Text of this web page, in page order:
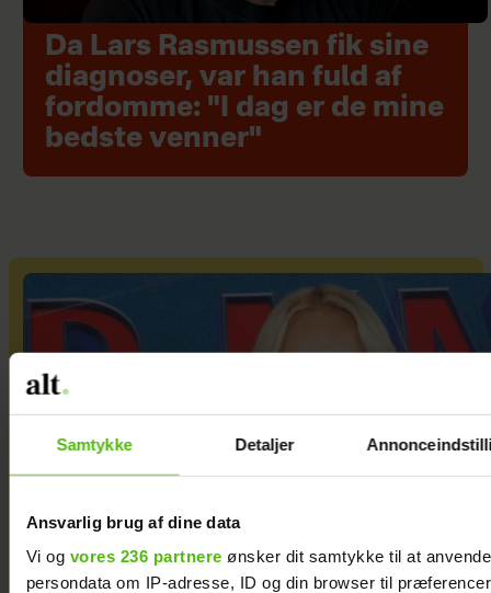
Samtykke Detaljer
Ansvarlig brug af dine data
Vi og vores 236 partnere ønsker dit samtykke til at
persondata om IP-adresse, ID og din browser til
Da Lars Rasmussen fik sine
diagnoser, var han fuld af
fordomme: "I dag er de mine
bedste venner"